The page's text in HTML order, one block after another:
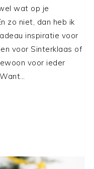
wat op je
zo niet, dan heb ik
inspiratie voor
voor Sinterklaas of
voor ieder